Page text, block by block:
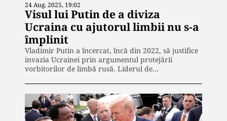
24 Aug. 2025, 19:02
Visul lui Putin de a diviza
Ucraina cu ajutorul limbii nu s-a
împlinit
Vladimir Putin a încercat, încă din 2022, să justifice
invazia Ucrainei prin argumentul protejării
vorbitorilor de limbă rusă. Liderul de…